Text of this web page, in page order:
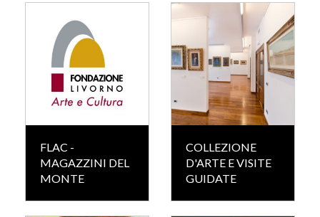
FLAC -
MAGAZZINI DEL
MONTE
COLLEZIONE
D'ARTE E VISITE
GUIDATE